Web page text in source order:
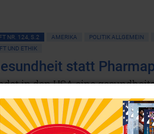
NR. 124, S.2 AMERIKA POLITIK ALLGEMEIN
UND ETHIK
statt
in den USA eine
sich auch Europa zum Vorbild